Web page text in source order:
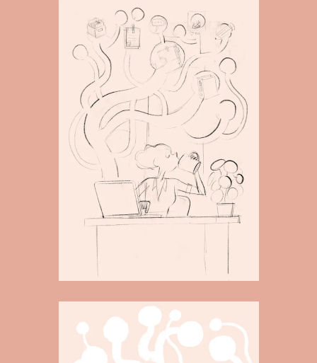
SMARTPHONE
Small
Medium
Large
DESKTOP
Small
Medium
Large